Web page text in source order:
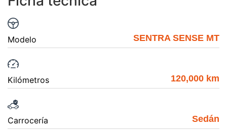
Modelo SENTRA SENSE MT
Kilómetros 120,000 km
Carrocería Sedán